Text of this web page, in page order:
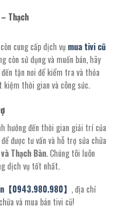
Thạch
cung cấp dịch vụ mua tivi cũ
còn sử dụng và muốn bán, hãy
tận nơi để kiểm tra và thỏa
thời gian và công sức.
hưởng đến thời gian giải trí của
để được tư vấn và hỗ trợ sửa chữa
Thạch Bàn. Chúng tôi luôn
dịch vụ tốt nhất.
【0943.980.980】 , địa chỉ
và mua bán tivi cũ!